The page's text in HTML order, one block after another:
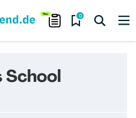
0
School